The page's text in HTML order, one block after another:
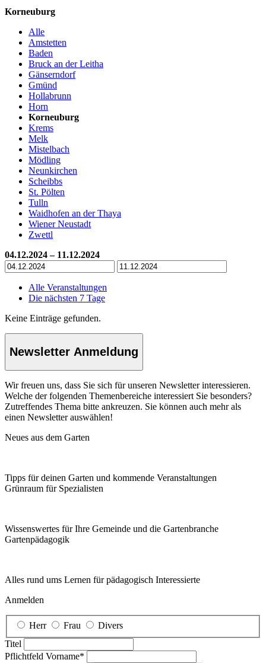
Korneuburg
Alle
Amstetten
Baden
Bruck an der Leitha
Gänserndorf
Gmünd
Hollabrunn
Horn
Korneuburg
Krems
Melk
Mistelbach
Mödling
Neunkirchen
Scheibbs
St. Pölten
Tulln
Waidhofen an der Thaya
Wiener Neustadt
Zwettl
04.12.2024 – 11.12.2024
Alle Veranstaltungen
Die nächsten 7 Tage
Keine Einträge gefunden.
Newsletter Anmeldung
Wir freuen uns, dass Sie sich für unseren Newsletter interessieren.
Welche der folgenden Themenbereiche interessiert Sie besonders?
Zutreffendes Thema bitte ankreuzen. Sie können auch mehr als
einen Newsletter auswählen!
Neues aus dem Garten
Tipps für deinen Garten und kommende Veranstaltungen
Grünraum für Spezialisten
Wissenswertes für Ihre Gemeinde und die Gartenbranche
Garten­pädagogik
Alles rund ums Lernen für pädagogisch Interessierte
Anmelden
Herr Frau
Divers
Titel
Pflichtfeld Vorname*